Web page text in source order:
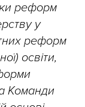
реформ
у
реформ
освіти,
Команди